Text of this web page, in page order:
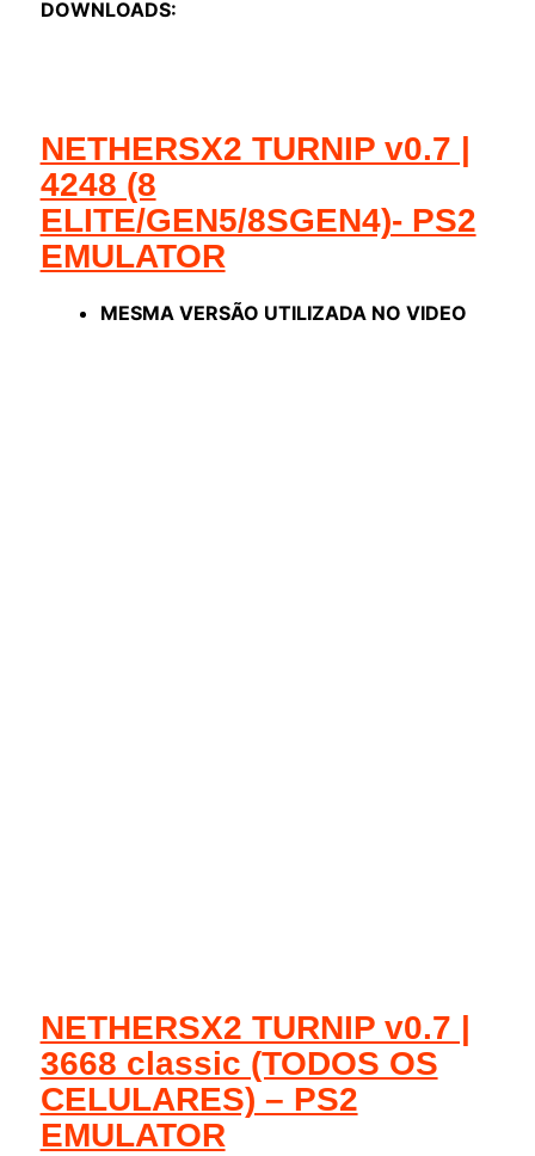
DOWNLOADS:
NETHERSX2 TURNIP v0.7 |
4248 (8
ELITE/GEN5/8SGEN4)- PS2
EMULATOR
MESMA VERSÃO UTILIZADA NO VIDEO
NETHERSX2 TURNIP v0.7 |
3668 classic (TODOS OS
CELULARES) – PS2
EMULATOR